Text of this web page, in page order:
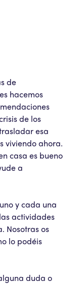
de
hacemos
de los
esa
viviendo ahora.
casa es bueno
a
y cada una
actividades
Nosotras os
lo podéis
duda o